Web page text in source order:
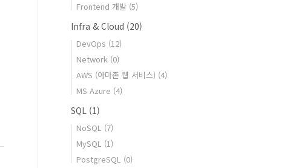
Frontend 개발 (5)
Infra & Cloud (20)
DevOps (12)
Network (0)
AWS (아마존 웹 서비스) (4)
MS Azure (4)
SQL (1)
NoSQL (7)
MySQL (1)
PostgreSQL (0)